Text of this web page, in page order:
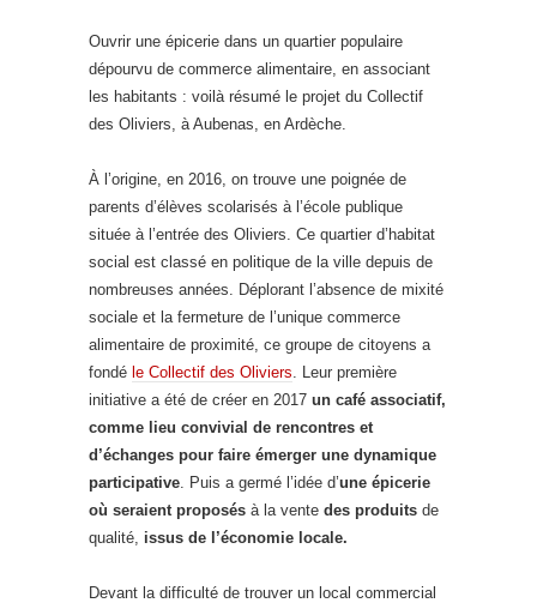
Ouvrir une épicerie dans un quartier populaire
dépourvu de commerce alimentaire, en associant
les habitants : voilà résumé le projet du Collectif
des Oliviers, à Aubenas, en Ardèche.
À l’origine, en 2016, on trouve une poignée de
parents d’élèves scolarisés à l’école publique
située à l’entrée des Oliviers. Ce quartier d’habitat
social est classé en politique de la ville depuis de
nombreuses années. Déplorant l’absence de mixité
sociale et la fermeture de l’unique commerce
alimentaire de proximité, ce groupe de citoyens a
fondé le Collectif des Oliviers . Leur première
initiative a été de créer en 2017 un café associatif,
comme lieu convivial de rencontres et
d’échanges pour faire émerger une dynamique
participative . Puis a germé l’idée d’une épicerie
où seraient proposés à la vente des produits de
qualité, issus de l’économie locale.
Devant la difficulté de trouver un local commercial